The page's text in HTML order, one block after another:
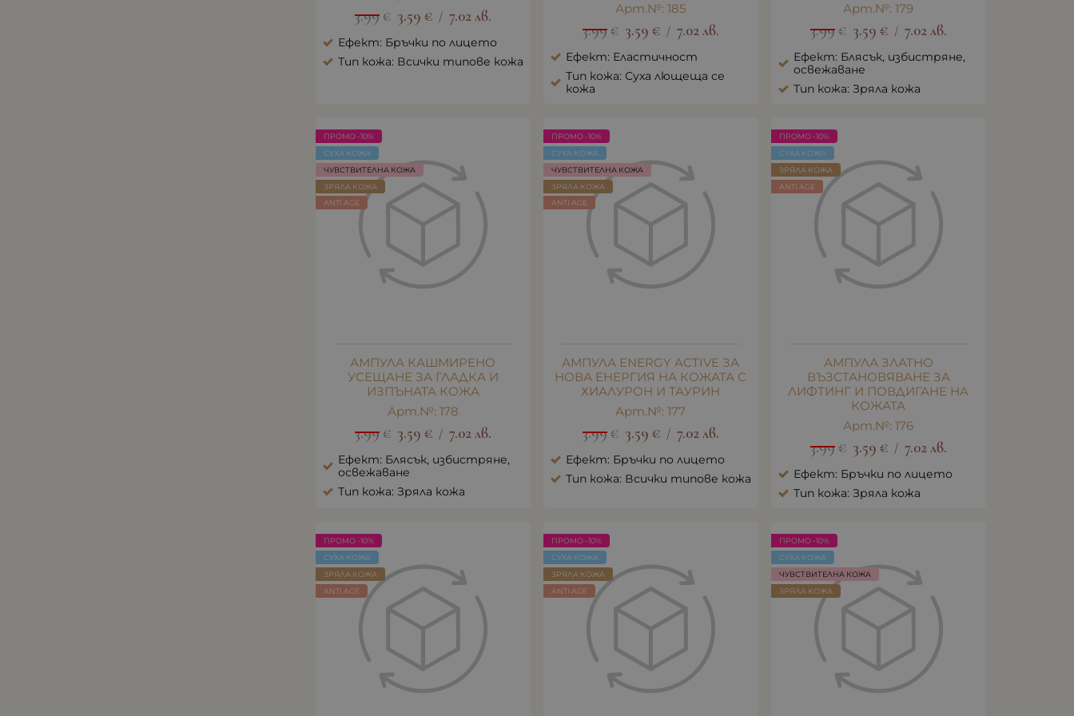
3.99 € 3.59 € / 7.02лв.
Ефект: Бръчки по лицето
Тип кожа: Всички типове кожа
Арт.№: 185
3.99 € 3.59 € / 7.02лв.
Ефект: Еластичност
Тип кожа: Суха лющеща се
кожа
Арт.№: 179
3.99 € 3.59 € / 7.02лв.
Ефект: Блясък, избистряне,
освежаване
Тип кожа: Зряла кожа
АМПУЛА КАШМИРЕНО
УСЕЩАНЕ ЗА ГЛАДКА И
ИЗПЪНАТА КОЖА
Арт.№: 178
3.99 € 3.59 € / 7.02лв.
Ефект: Блясък, избистряне,
освежаване
Тип кожа: Зряла кожа
ПРОМО -10%
СУХА КОЖА
ЧУВСТВИТЕЛНА КОЖА
ЗРЯЛА КОЖА
ANTI AGE
АМПУЛА ENERGY ACTIVE ЗА
НОВА ЕНЕРГИЯ НА КОЖАТА С
ХИАЛУРОН И ТАУРИН
Арт.№: 177
3.99 € 3.59 € / 7.02лв.
Ефект: Бръчки по лицето
Тип кожа: Всички типове кожа
ПРОМО -10%
СУХА КОЖА
ЧУВСТВИТЕЛНА КОЖА
ЗРЯЛА КОЖА
ANTI AGE
АМПУЛА ЗЛАТНО
ВЪЗСТАНОВЯВАНЕ ЗА
ЛИФТИНГ И ПОВДИГАНЕ НА
КОЖАТА
Арт.№: 176
3.99 € 3.59 € / 7.02лв.
Ефект: Бръчки по лицето
Тип кожа: Зряла кожа
ПРОМО -10%
СУХА КОЖА
ЗРЯЛА КОЖА
ANTI AGE
ПРОМО -10%
СУХА КОЖА
ЗРЯЛА КОЖА
ANTI AGE
ПРОМО -10%
СУХА КОЖА
ЗРЯЛА КОЖА
ANTI AGE
ПРОМО -10%
СУХА КОЖА
ЧУВСТВИТЕЛНА КОЖА
ЗРЯЛА КОЖА